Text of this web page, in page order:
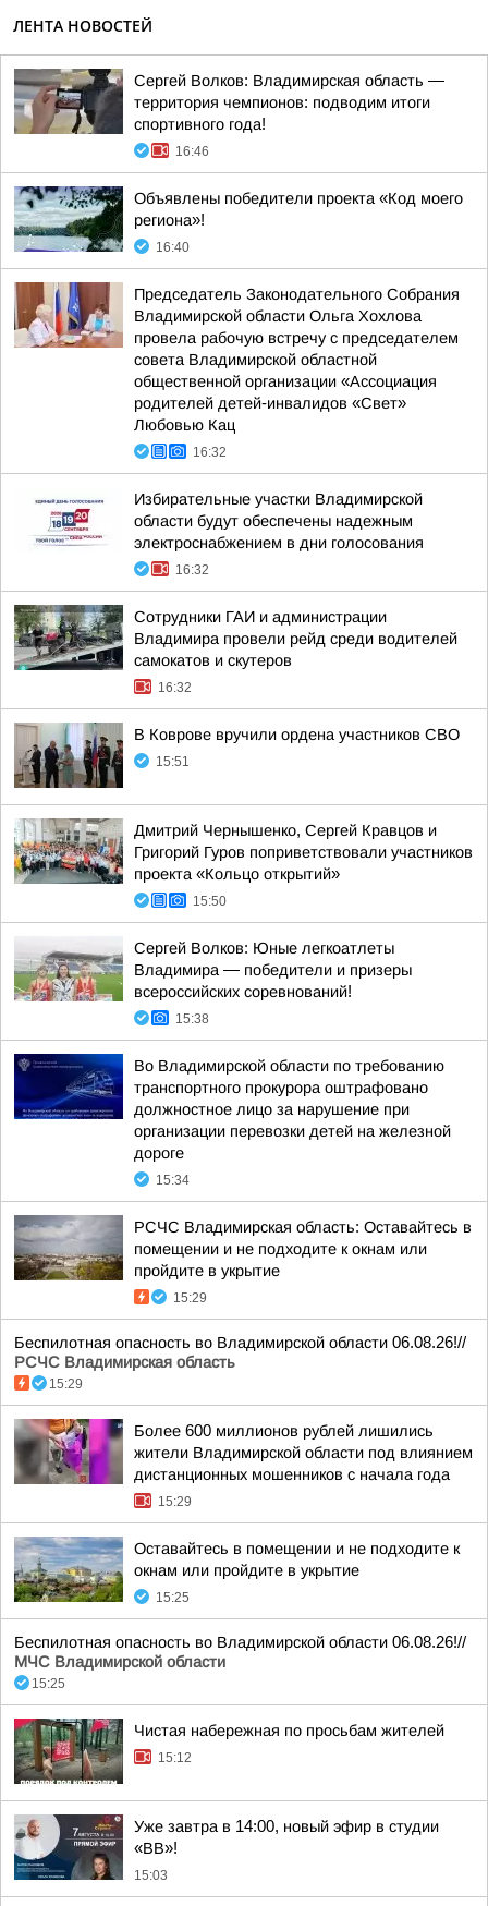
ЛЕНТА НОВОСТЕЙ
Сергей Волков: Владимирская область —
территория чемпионов: подводим итоги
спортивного года!
16:46
Объявлены победители проекта «Код моего
региона»!
16:40
Председатель Законодательного Собрания
Владимирской области Ольга Хохлова
провела рабочую встречу с председателем
совета Владимирской областной
общественной организации «Ассоциация
родителей детей-инвалидов «Свет»
Любовью Кац
16:32
Избирательные участки Владимирской
области будут обеспечены надежным
электроснабжением в дни голосования
16:32
Сотрудники ГАИ и администрации
Владимира провели рейд среди водителей
самокатов и скутеров
16:32
В Коврове вручили ордена участников СВО
15:51
Дмитрий Чернышенко, Сергей Кравцов и
Григорий Гуров поприветствовали участников
проекта «Кольцо открытий»
15:50
Сергей Волков: Юные легкоатлеты
Владимира — победители и призеры
всероссийских соревнований!
15:38
Во Владимирской области по требованию
транспортного прокурора оштрафовано
должностное лицо за нарушение при
организации перевозки детей на железной
дороге
15:34
РСЧС Владимирская область: Оставайтесь в
помещении и не подходите к окнам или
пройдите в укрытие
15:29
Беспилотная опасность во Владимирской области 06.08.26!//
РСЧС Владимирская область
15:29
Более 600 миллионов рублей лишились
жители Владимирской области под влиянием
дистанционных мошенников с начала года
15:29
Оставайтесь в помещении и не подходите к
окнам или пройдите в укрытие
15:25
Беспилотная опасность во Владимирской области 06.08.26!//
МЧС Владимирской области
15:25
Чистая набережная по просьбам жителей
15:12
Уже завтра в 14:00, новый эфир в студии
«ВВ»!
15:03